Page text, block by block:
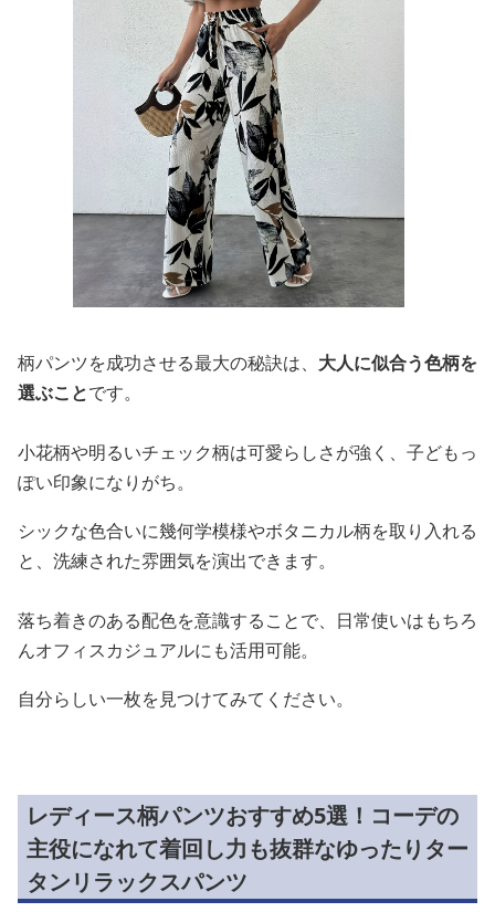
柄パンツを成功させる最大の秘訣は、 大人に似合う色柄を
選ぶことです。
小花柄や明るいチェック柄は可愛らしさが強く、子どもっ
ぽい印象になりがち。
シックな色合いに幾何学模様やボタニカル柄を取り入れる
と、洗練された雰囲気を演出できます。
落ち着きのある配色を意識することで、日常使いはもちろ
んオフィスカジュアルにも活用可能。
自分らしい一枚を見つけてみてください。
レディース柄パンツおすすめ5選！コーデの
主役になれて着回し力も抜群なゆったりター
タンリラックスパンツ